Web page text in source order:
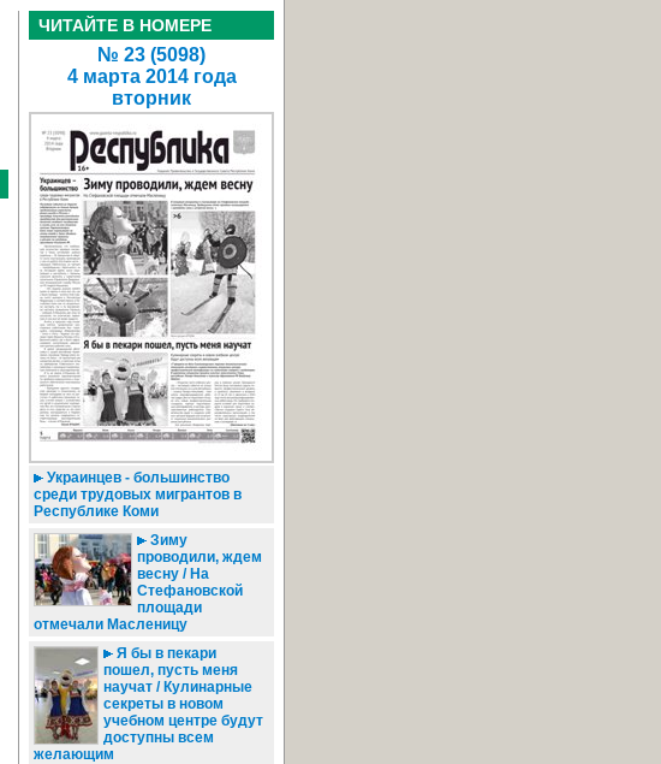
ЧИТАЙТЕ В НОМЕРЕ
№ 23 (5098)
4 марта 2014 года
вторник
Украинцев - большинство
среди трудовых мигрантов в
Республике Коми
Зиму
проводили, ждем
весну / На
Стефановской
площади
отмечали Масленицу
Я бы в пекари
пошел, пусть меня
научат / Кулинарные
секреты в новом
учебном центре будут
доступны всем
желающим